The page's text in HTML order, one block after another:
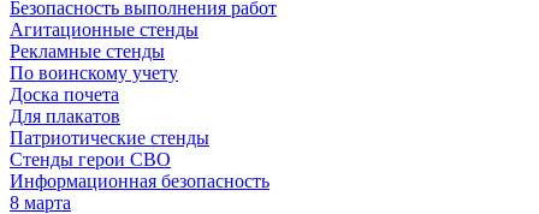
Безопасность выполнения работ
Агитационные стенды
Рекламные стенды
По воинскому учету
Доска почета
Для плакатов
Патриотические стенды
Стенды герои СВО
Информационная безопасность
8 марта